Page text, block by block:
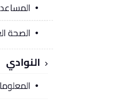
الصحة
النوادي